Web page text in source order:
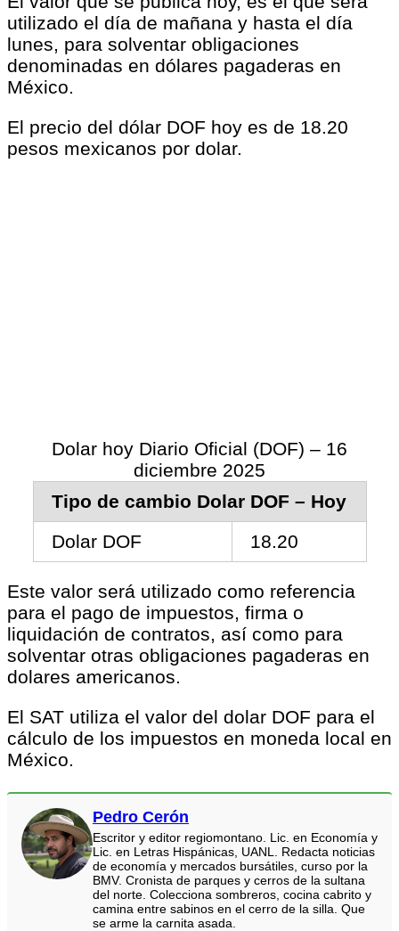
utilizado el día de mañana y hasta el día
lunes, para solventar obligaciones
denominadas en dólares pagaderas en
México.
El precio del dólar DOF hoy es de 18.20
pesos mexicanos por dolar.
Dolar hoy Diario Oficial (DOF) – 16
diciembre 2025
Tipo de cambio Dolar DOF – Hoy
Dolar DOF
18.20
Este valor será utilizado como referencia
para el pago de impuestos, firma o
liquidación de contratos, así como para
solventar otras obligaciones pagaderas en
dolares americanos.
El SAT utiliza el valor del dolar DOF para el
cálculo de los impuestos en moneda local en
México.
Pedro Cerón
Escritor y editor regiomontano. Lic. en Economía y
Lic. en Letras Hispánicas, UANL. Redacta noticias
de economía y mercados bursátiles, curso por la
BMV. Cronista de parques y cerros de la sultana
del norte. Colecciona sombreros, cocina cabrito y
camina entre sabinos en el cerro de la silla. Que
se arme la carnita asada.